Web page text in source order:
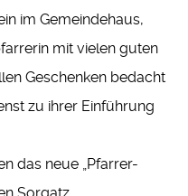
im Gemeindehaus,
mit vielen guten
Geschenken bedacht
zu ihrer Einführung
das neue „Pfarrer-